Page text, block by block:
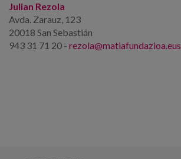
Julian Rezola
Avda. Zarauz, 123
20018 San Sebastián
943 31 71 20 - rezola@matiafundazioa.eus